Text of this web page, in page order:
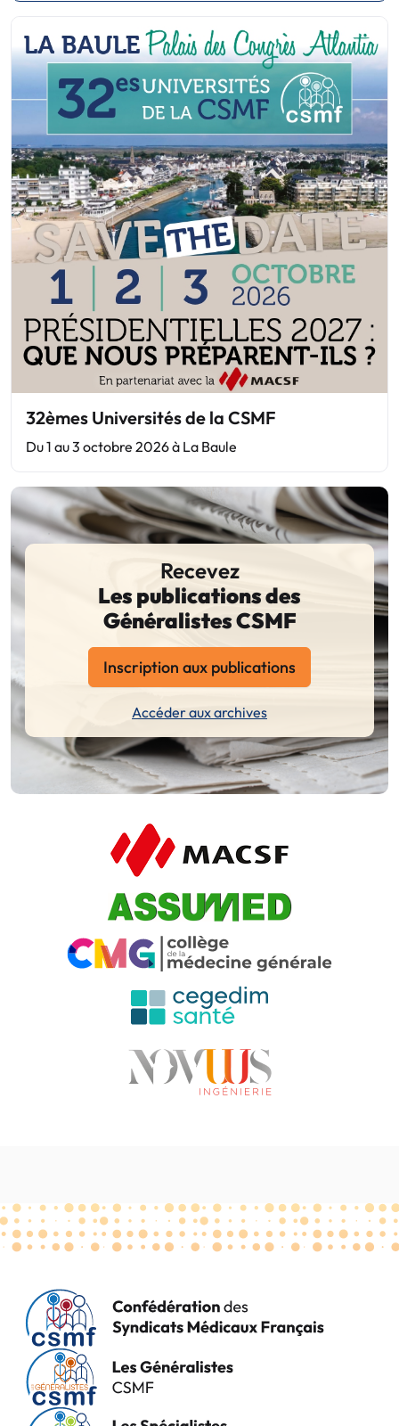
32èmes Universités de la CSMF
Du 1 au 3 octobre 2026 à La Baule
Recevez
Les publications des
Généralistes CSMF
Inscription aux publications
Accéder aux archives